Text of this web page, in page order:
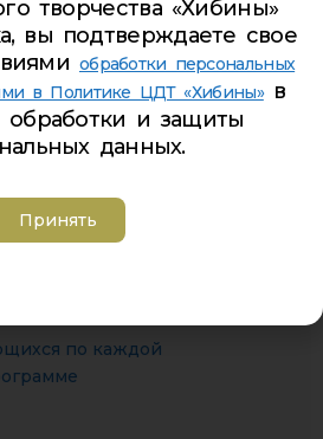
ЦДТ «Хибины» на 2022-2023
ЭП
по каждой
творчества «Хибины»
вы подтверждаете свое
обработки персональных
в Политике ЦДТ «Хибины»в
и защиты
данных.
Принять